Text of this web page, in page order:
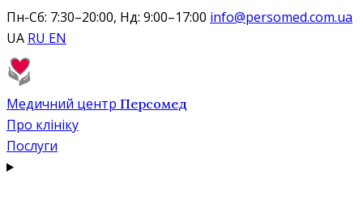
Пн-Сб: 7:30–20:00, Нд: 9:00–17:00 info@persomed.com.ua
UA RU EN
Медичний центр Персомед
Про клініку
Послуги